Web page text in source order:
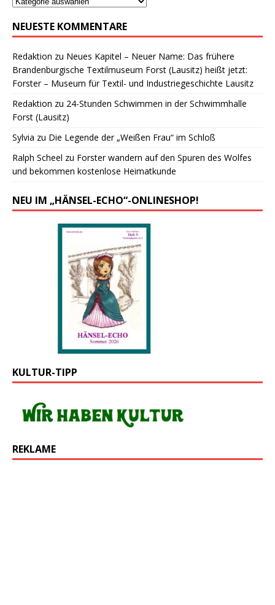
NEUESTE KOMMENTARE
Redaktion zu Neues Kapitel – Neuer Name: Das frühere
Brandenburgische Textilmuseum Forst (Lausitz) heißt jetzt:
Forster – Museum für Textil- und Industriegeschichte Lausitz
Redaktion zu 24-Stunden Schwimmen in der Schwimmhalle
Forst (Lausitz)
Sylvia zu Die Legende der „Weißen Frau“ im Schloß
Ralph Scheel zu Forster wandern auf den Spuren des Wolfes
und bekommen kostenlose Heimatkunde
NEU IM „HÄNSEL-ECHO“-ONLINESHOP!
KULTUR-TIPP
REKLAME